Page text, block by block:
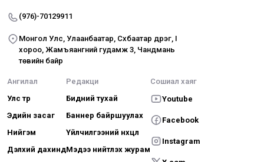
(976)-70129911
Монгол Улс, Улаанбаатар, Сүхбаатар дүүрэг, I
хороо, Жамъяангүний гудамж 3, Чандмань
төвийн байр
Ангилал
Улс төр
Эдийн засаг
Нийгэм
Дэлхий дахинд
Редакци
Бидний тухай
Баннер байршуулах
Үйлчилгээний нөхцөл
Мэдээ нийтлэх журам
Сошиал хаяг
Youtube
Facebook
Instagram